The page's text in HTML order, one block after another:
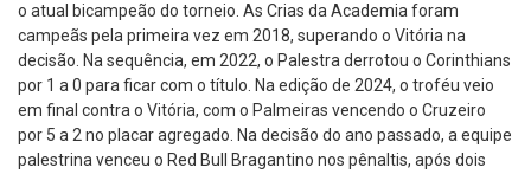
o atual bicampeão do torneio. As Crias da Academia foram
campeãs pela primeira vez em 2018, superando o Vitória na
decisão. Na sequência, em 2022, o Palestra derrotou o Corinthians
por 1 a 0 para ficar com o título. Na edição de 2024, o troféu veio
em final contra o Vitória, com o Palmeiras vencendo o Cruzeiro
por 5 a 2 no placar agregado. Na decisão do ano passado, a equipe
palestrina venceu o Red Bull Bragantino nos pênaltis, após dois